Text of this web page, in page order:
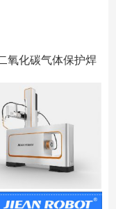
氧化碳气体保护焊